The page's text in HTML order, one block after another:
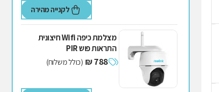
לקנייה מהירה
מצלמת כיפה Wifi חיצונית
התראות פוש PIR
788 ₪ (כולל משלוח)